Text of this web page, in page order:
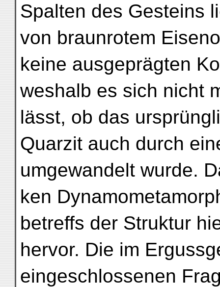
Spalten des Gesteins
von braunrotem
keine ausgeprägten
weshalb es sich nicht
lässt, ob das
Quarzit auch durch
umgewandelt wurde.
ken
betreffs der Struktur
hervor. Die im
eingeschlossenen